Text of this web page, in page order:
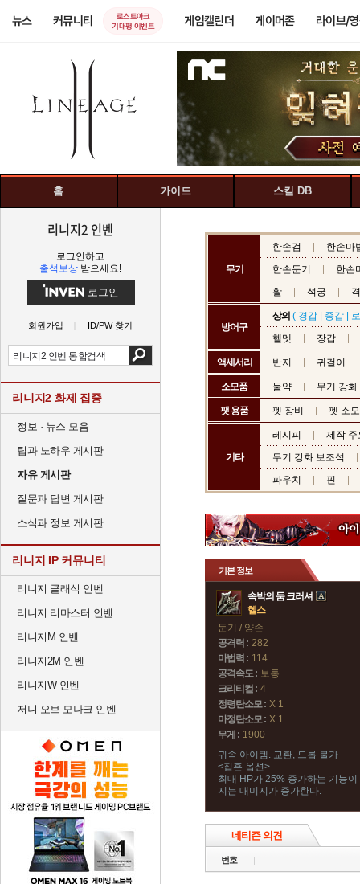
뉴스 커뮤니티
로스트아크
기대평 이벤트
게임캘린더 게이머존 라이브/
홈 가이드 스킬 DB
리니지2 인벤
로그인하고
출석보상 받으세요!
로그인
회원가입 ID/PW 찾기
리니지2 화제 집중
정보 · 뉴스 모음
팁과 노하우 게시판
자유 게시판
질문과 답변 게시판
소식과 정보 게시판
리니지 IP 커뮤니티
리니지 클래식 인벤
리니지 리마스터 인벤
리니지M 인벤
리니지2M 인벤
리니지W 인벤
저니 오브 모나크 인벤
무기
한손검
한손마
한손둔기
한손
활
석궁
방어구
상의 ( 경갑 중갑
헬멧
장갑
액세서리 반지 귀걸이
소모품 물약 무기 강
팻 용품 펫 장비 펫 소
기타
레시피
제작 주
무기 강화 보조석
파우치
핀
기본 정보
속박의 둠 크러셔
헬스
둔기 / 양손
공격력 : 282
마법력 : 114
공격속도 : 보통
크리티컬 : 4
정령탄소모 : X 1
마정탄소모 : X 1
무게 : 1900
귀속 아이템. 교환, 드롭 불가
<집혼 옵션>
최대 HP가 25% 증가하는 기능
지는 대미지가 증가한다.
네티즌 의견
번호